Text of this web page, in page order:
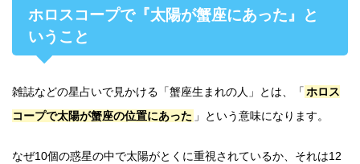
ホロスコープで『太陽が蟹座にあった』と
いうこと
雑誌などの星占いで見かける「蟹座生まれの人」とは、「 ホロス
コープで太陽が蟹座の位置にあった 」という意味になります。
なぜ10個の惑星の中で太陽がとくに重視されているか、それは12